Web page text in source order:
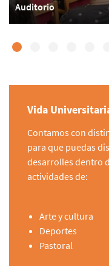
Auditorio
Vida
Contamos con
para que puedas
desarrolles dentro
actividades de:
Arte y cultura
Deportes
Pastoral